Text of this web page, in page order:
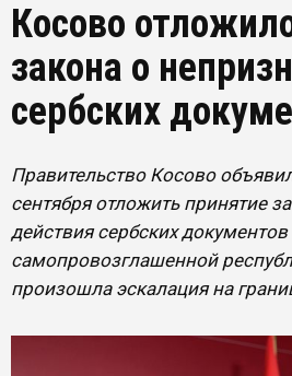
Косово
закона о
сербских
Правительство Косово
сентября отложить принятие
действия сербских
самопровозглашенной
произошла эскалация на